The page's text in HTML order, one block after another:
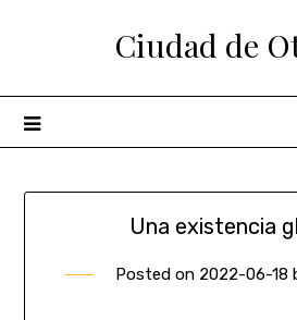
Ciudad de
Una existencia
Posted on 2022-06-18